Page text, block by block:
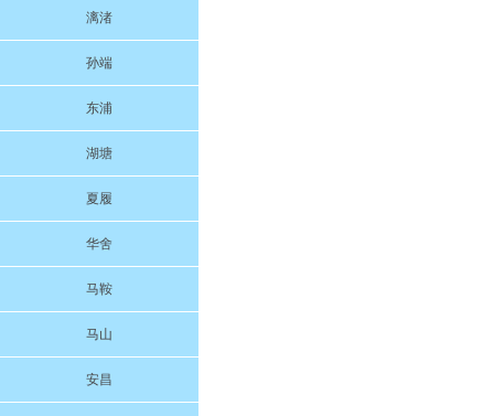
漓渚
孙端
东浦
湖塘
夏履
华舍
马鞍
马山
安昌